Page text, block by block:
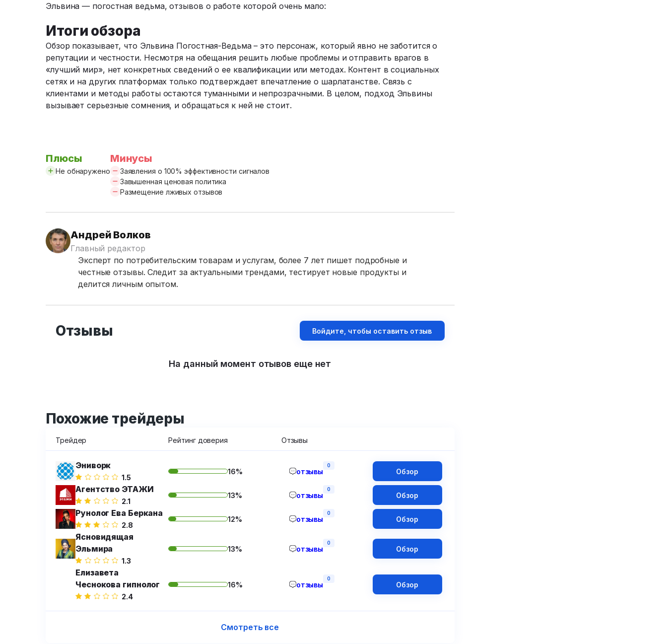
Эльвина — погостная ведьма, отзывов о работе которой очень мало:
Итоги обзора
Обзор показывает, что Эльвина Погостная-Ведьма – это персонаж, который явно не заботится о
репутации и честности. Несмотря на обещания решить любые проблемы и отправить врагов в
«лучший мир», нет конкретных сведений о ее квалификации или методах. Контент в социальных
сетях и на других платформах только подтверждает впечатление о шарлатанстве. Связь с
клиентами и методы работы остаются туманными и непрозрачными. В целом, подход Эльвины
вызывает серьезные сомнения, и обращаться к ней не стоит.
Плюсы
Не обнаружено
Минусы
Заявления о 100% эффективности сигналов
Завышенная ценовая политика
Размещение лживых отзывов
Андрей Волков
Главный редактор
Эксперт по потребительским товарам и услугам, более 7 лет пишет подробные и
честные отзывы. Следит за актуальными трендами, тестирует новые продукты и
делится личным опытом.
Отзывы Войдите, чтобы оставить отзыв
На данный момент отывов еще нет
Похожие трейдеры
Трейдер Рейтинг доверия Отзывы
Эниворк
1.5
16% отзывы
0
Обзор
Агентство ЭТАЖИ
2.1
13% отзывы
0
Обзор
Рунолог Ева Беркана
2.8
12% отзывы
0
Обзор
Ясновидящая
Эльмира
1.3
13% отзывы
0
Обзор
Елизавета
Чеснокова гипнолог
2.4
16% отзывы
0
Обзор
Смотреть все